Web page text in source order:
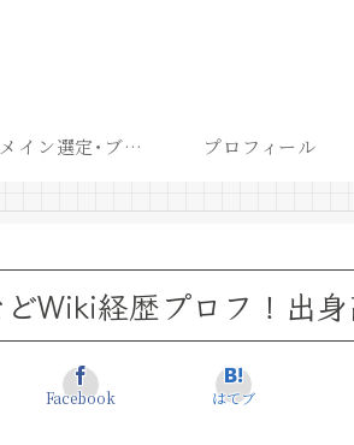
中古ドメイン選定･ブログ開設後最短での収益化戦略 プロフィール
どWiki経歴プロフ！出
Facebook はてブ